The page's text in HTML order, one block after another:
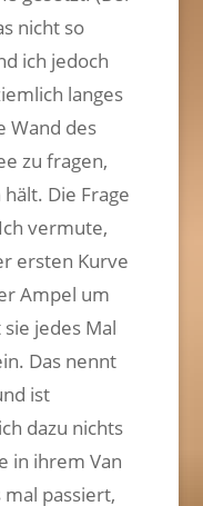
nicht so
ich jedoch
langes
Wand des
zu fragen,
Die Frage
vermute,
ersten Kurve
Ampel um
jedes Mal
Das nennt
ist
dazu nichts
in ihrem Van
passiert,